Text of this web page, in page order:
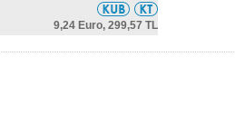
9,24 Euro, 299,57 TL